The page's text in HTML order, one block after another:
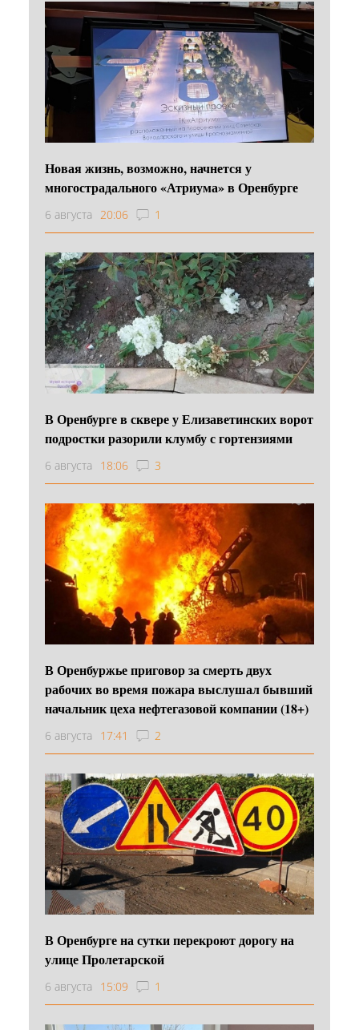
Новая жизнь, возможно, начнется у
многострадального «Атриума» в Оренбурге
6 августа 20:06 1
В Оренбурге в сквере у Елизаветинских ворот
подростки разорили клумбу с гортензиями
6 августа 18:06 3
В Оренбуржье приговор за смерть двух
рабочих во время пожара выслушал бывший
начальник цеха нефтегазовой компании (18+)
6 августа 17:41 2
В Оренбурге на сутки перекроют дорогу на
улице Пролетарской
6 августа 15:09 1